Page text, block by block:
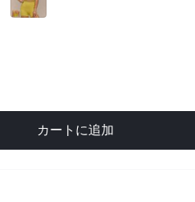
カートに追加